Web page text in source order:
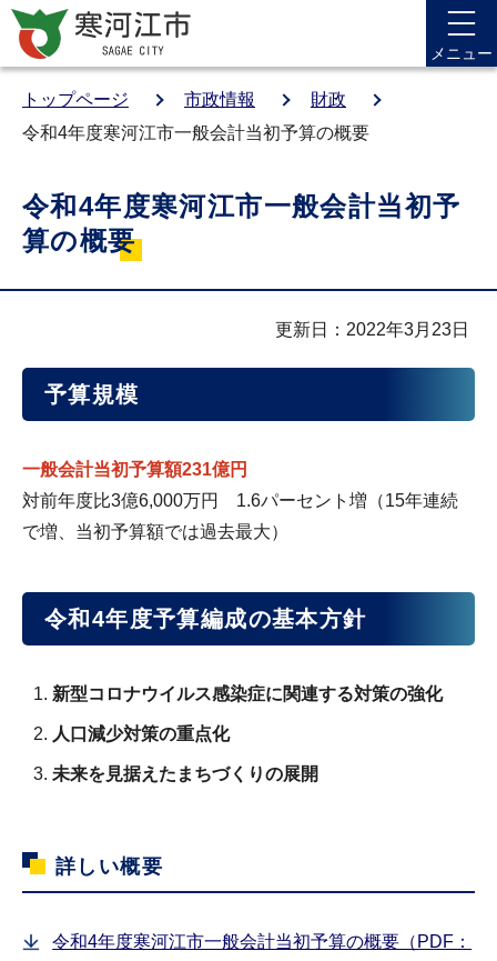
メニュー
トップページ 市政情報
財政
令和4年度寒河江市一般会計当初予算の概要
令和4年度寒河江市一般会計当初予
算の概要
更新日：2022年3月23日
予算規模
一般会計当初予算額231億円
対前年度比3億6,000万円 1.6パーセント増（15年連続
で増、当初予算額では過去最大）
令和4年度予算編成の基本方針
新型コロナウイルス感染症に関連する対策の強化
人口減少対策の重点化
未来を見据えたまちづくりの展開
詳しい概要
令和4年度寒河江市一般会計当初予算の概要（PDF：